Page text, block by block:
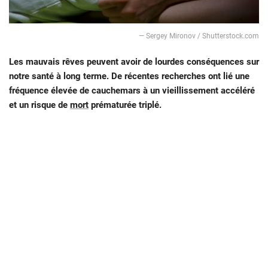
― Sergey Mironov / Shutterstock.com
Les mauvais rêves peuvent avoir de lourdes conséquences sur
notre santé à long terme. De récentes recherches ont lié une
fréquence élevée de cauchemars à un vieillissement accéléré
et un risque de mort prématurée triplé.